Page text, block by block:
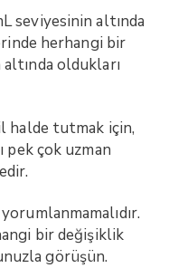
seviyesinin altında
herhangi bir
oldukları
halde tutmak için,
pek çok uzman
bir değişiklik
görüşün.